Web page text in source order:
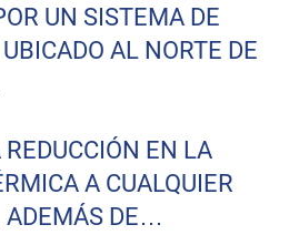
UN SISTEMA DE
AL NORTE DE
EN LA
A CUALQUIER
ADEMÁS DE…